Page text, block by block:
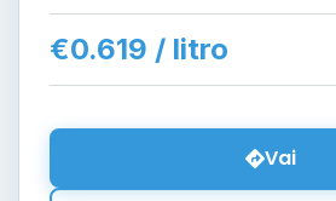
€0.619 / litro
Vai